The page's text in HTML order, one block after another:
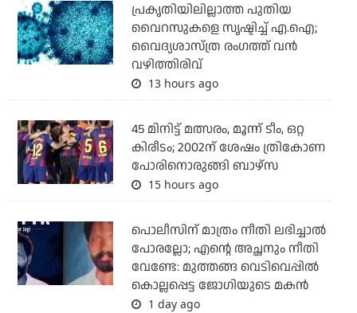
പ്രകൃതിയിലില്ലാത്ത പുതിയ
വൈറസുകളെ സൃഷ്ടിച്ച് എ.ഐ;
വൈദ്യശാസ്ത്ര രംഗത്ത് വന്‍
വഴിത്തിരിവ്
13 hours ago
45 മിനിട്ട് മത്സരം, മൂന്ന് ടീം, ഒറ്റ
കിരീടം; 2002ന് ശേഷം ത്രികോണ
പോരിനൊരുങ്ങി ബാഴ്‌സ
15 hours ago
പൊലീസിന് മാത്രം നീതി ലഭിച്ചാല്‍
പോരല്ലോ; എന്റെ അച്ഛനും നീതി
വേണ്ടേ: മുത്തങ്ങ വെടിവെപ്പില്‍
കൊല്ലപ്പെട്ട ജോഗിയുടെ മകന്‍
1 day ago